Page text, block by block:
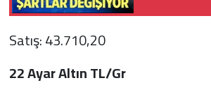
Satış: 43.710,20
22 Ayar Altın TL/Gr